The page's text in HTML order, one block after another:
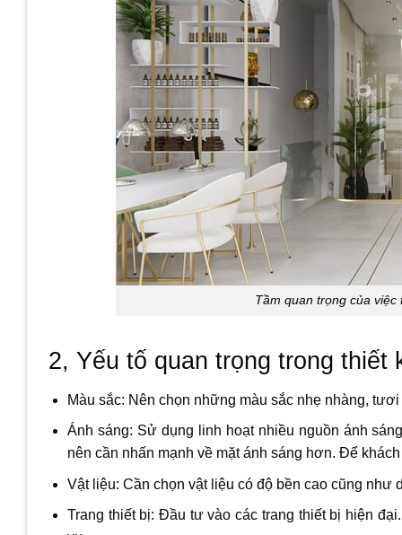
Tầm quan trọng của
2, Yếu tố quan trọng trong
Màu sắc: Nên chọn những màu sắc nhẹ nhàng,
Ánh sáng: Sử dụng linh hoạt nhiều nguồn ánh
nên cần nhấn mạnh về mặt ánh sáng hơn. Để
Vật liệu: Cần chọn vật liệu có độ bền cao cũng như
Trang thiết bị: Đầu tư vào các trang thiết bị hiện